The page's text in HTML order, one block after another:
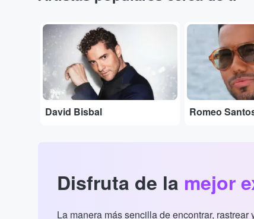
...
David Bisbal Romeo
Disfruta de la mejor
La manera más sencilla de encontrar, rastrear